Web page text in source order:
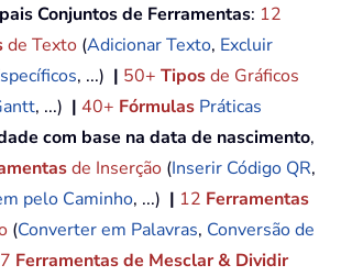
Conjuntos de Ferramentas: 12
de Texto (Adicionar Texto, Excluir
, ...) | 50+ Tiposde Gráficos
, ...) | 40+ Fórmulas Práticas
com base na data de nascimento,
de Inserção (Inserir Código QR,
pelo Caminho, ...) | 12 Ferramentas
(Converter em Palavras, Conversão de
7 Ferramentas de Mesclar & Dividir